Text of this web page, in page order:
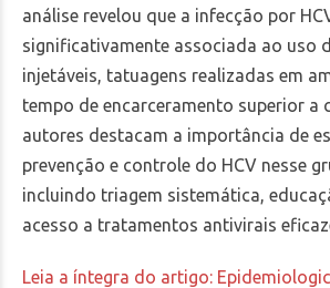
análise revelou que a infecção por
significativamente associada ao uso
injetáveis, tatuagens realizadas em
tempo de encarceramento superior a
autores destacam a importância de
prevenção e controle do HCV nesse
incluindo triagem sistemática,
acesso a tratamentos antivirais
Leia a íntegra do artigo: